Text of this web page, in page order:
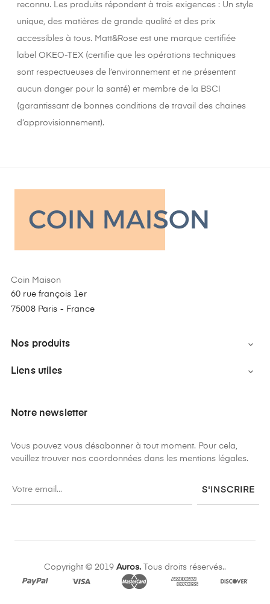
reconnu. Les produits répondent à trois exigences : Un style
unique, des matières de grande qualité et des prix
accessibles à tous. Matt&Rose est une marque certifiée
label OKEO-TEX (certifie que les opérations techniques
sont respectueuses de l’environnement et ne présentent
aucun danger pour la santé) et membre de la BSCI
(garantissant de bonnes conditions de travail des chaines
d’approvisionnement).
Coin Maison
60 rue françois 1er
75008 Paris - France
Nos produits 
Liens utiles 
Notre newsletter
Vous pouvez vous désabonner à tout moment. Pour cela,
veuillez trouver nos coordonnées dans les mentions légales.
S'INSCRIRE
Copyright © 2019 Auros. Tous droits réservés..